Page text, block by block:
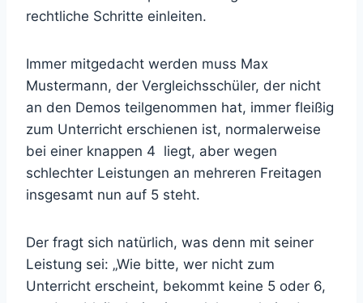
rechtliche Schritte einleiten.
Immer mitgedacht werden muss Max
Mustermann, der Vergleichsschüler, der nicht
an den Demos teilgenommen hat, immer fleißig
zum Unterricht erschienen ist, normalerweise
bei einer knappen 4 liegt, aber wegen
schlechter Leistungen an mehreren Freitagen
insgesamt nun auf 5 steht.
Der fragt sich natürlich, was denn mit seiner
Leistung sei: „Wie bitte, wer nicht zum
Unterricht erscheint, bekommt keine 5 oder 6,